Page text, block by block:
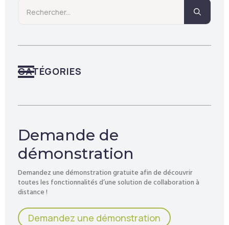
CATÉGORIES
Demande de
démonstration
Demandez une démonstration gratuite afin de découvrir
toutes les fonctionnalités d’une solution de collaboration à
distance !
Demandez une démonstration